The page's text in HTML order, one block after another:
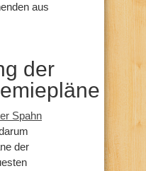
aus
der
Spahn
der